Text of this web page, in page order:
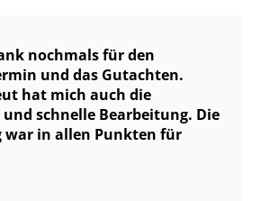
nochmals für den
und das Gutachten.
hat mich auch die
schnelle Bearbeitung. Die
in allen Punkten für